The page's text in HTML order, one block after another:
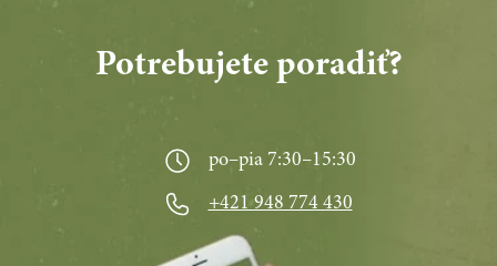
Potrebujete poradiť?
po–pia 7:30–15:30
+421 948 774 430